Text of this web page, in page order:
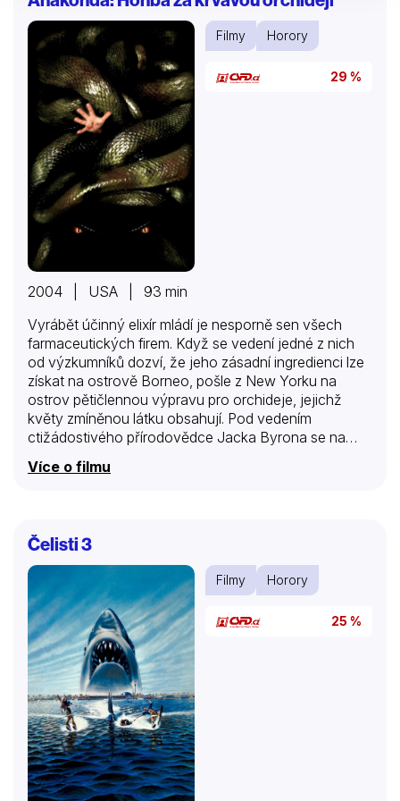
Filmy Horory
29 %
2004 | USA | 93 min
Vyrábět účinný elixír mládí je nesporně sen všech
farmaceutických firem. Když se vedení jedné z nich
od výzkumníků dozví, že jeho zásadní ingredienci lze
získat na ostrově Borneo, pošle z New Yorku na
ostrov pětičlennou výpravu pro orchideje, jejichž
květy zmíněnou látku obsahují. Pod vedením
ctižádostivého přírodovědce Jacka Byrona se na
Johnsona vydávají po řece na místo, kde v deštných
patách nenasytný obří had a nejraději by je spořádal
jednoho po druhém…
Více o filmu
Čelisti 3
Filmy Horory
25 %